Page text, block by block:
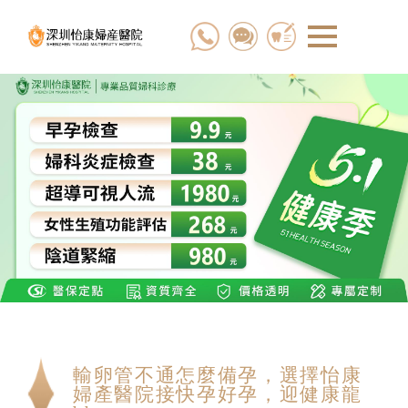
輸卵管不通怎麼備孕，選擇怡康
婦產醫院接快孕好孕，迎健康龍